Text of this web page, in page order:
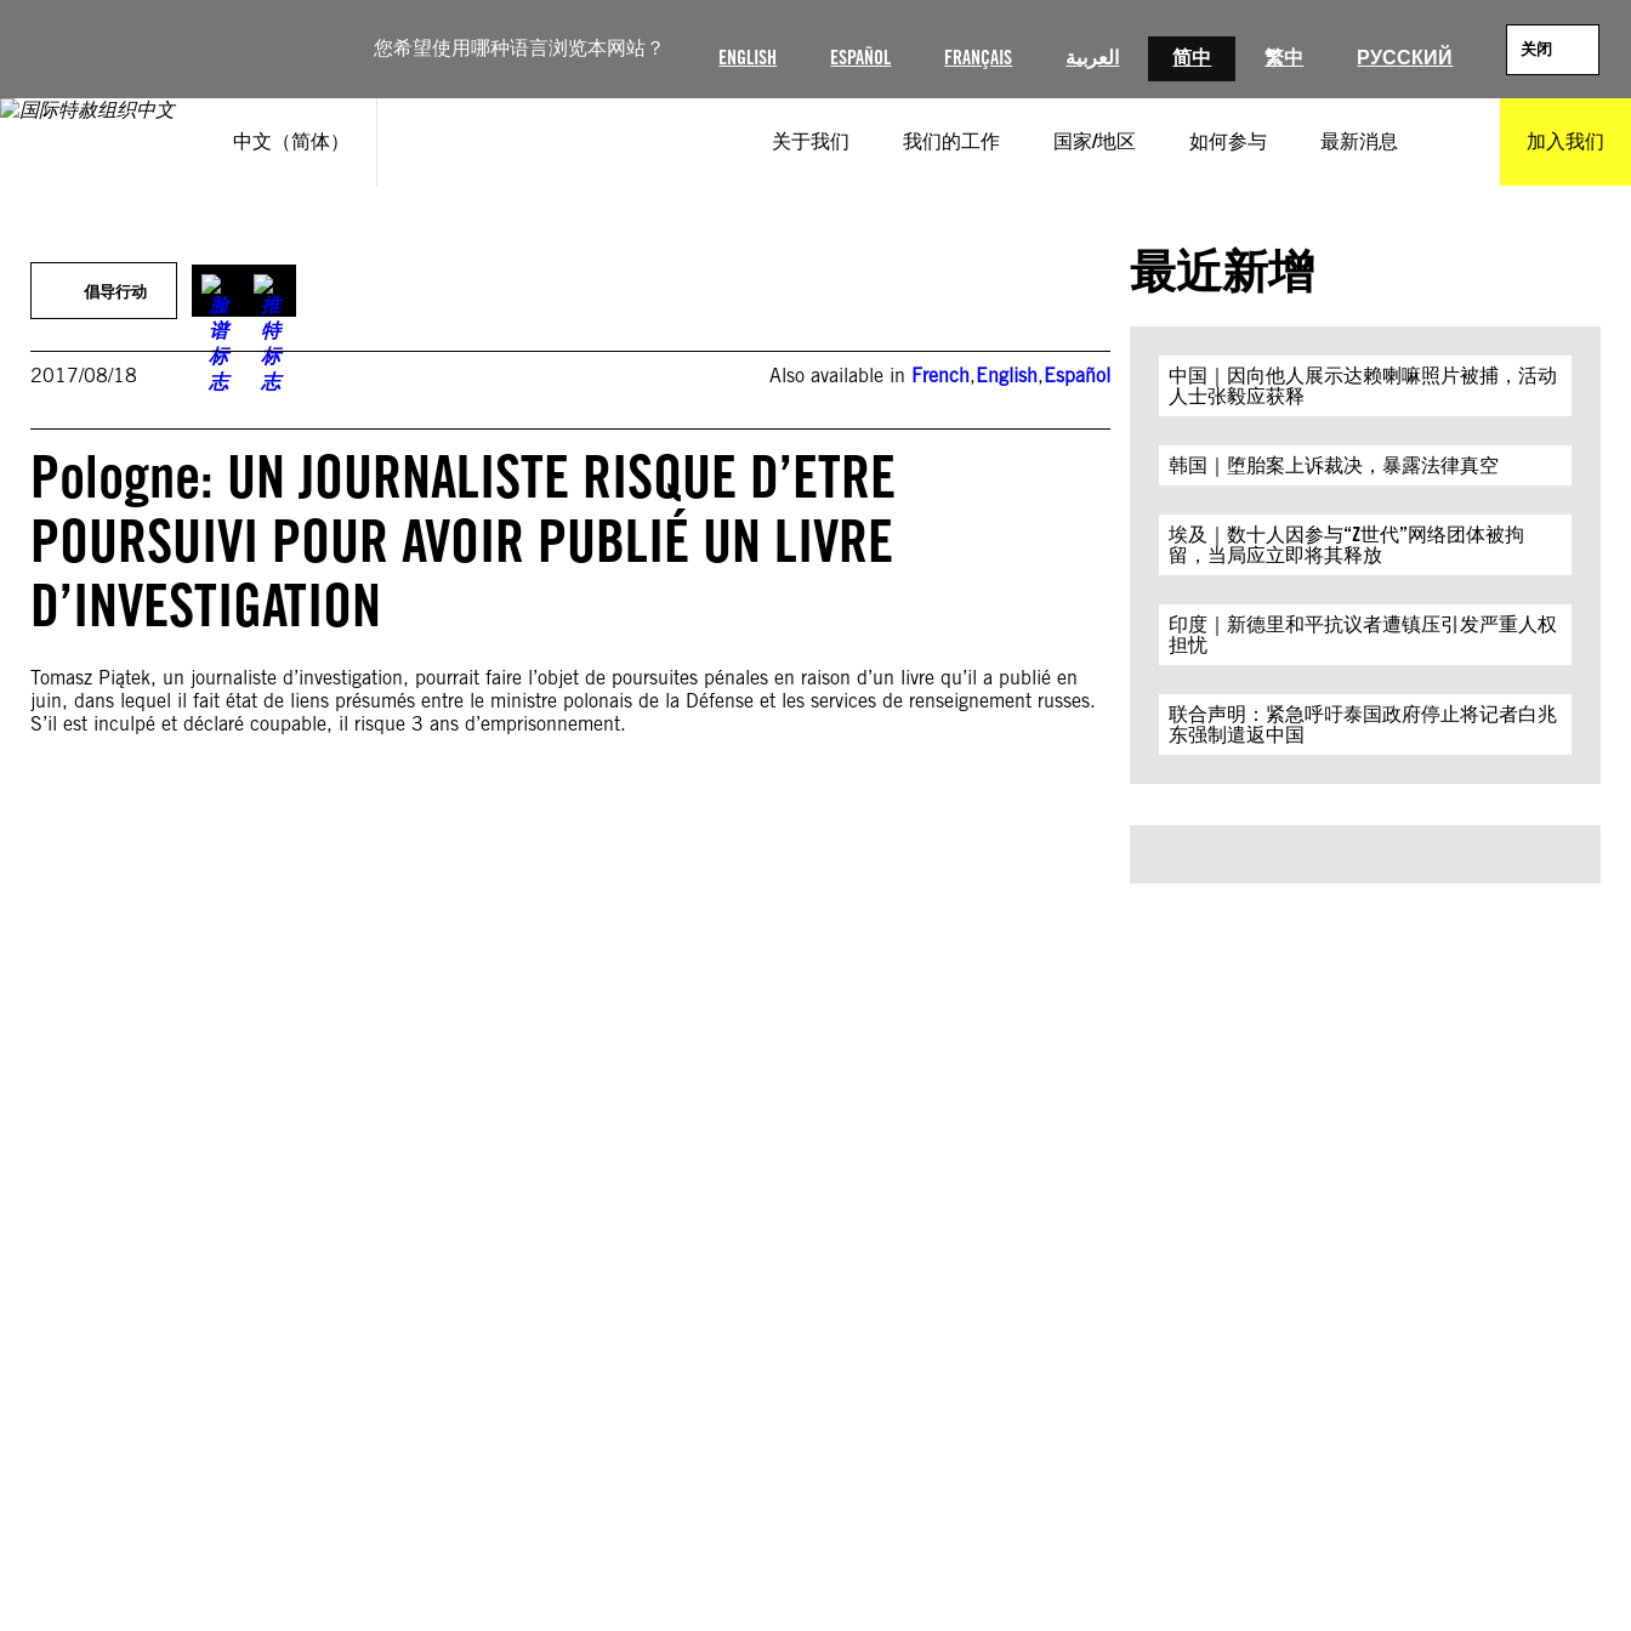
您希望使用哪种语言浏览本网站？ ENGLISH ESPAÑOL FRANÇAIS العربية 简中 繁中 РУССКИЙ 关闭
中文（简体） 关于我们 我们的工作 国家/地区 如何参与 最新消息 加入我们
倡导行动
2017/08/18 Also available in French,English,Español
Pologne: UN JOURNALISTE RISQUE D’ETRE
POURSUIVI POUR AVOIR PUBLIÉ UN LIVRE
D’INVESTIGATION
Tomasz Piątek, un journaliste d’investigation, pourrait faire l’objet de poursuites pénales en raison d’un livre qu’il a publié en
juin, dans lequel il fait état de liens présumés entre le ministre polonais de la Défense et les services de renseignement russes.
S’il est inculpé et déclaré coupable, il risque 3 ans d’emprisonnement.
最近新增
中国｜因向他人展示达赖喇嘛照片被捕，活动
人士张毅应获释
韩国｜堕胎案上诉裁决，暴露法律真空
埃及｜数十人因参与“Z世代”网络团体被拘
留，当局应立即将其释放
印度｜新德里和平抗议者遭镇压引发严重人权
担忧
联合声明：紧急呼吁泰国政府停止将记者白兆
东强制遣返中国